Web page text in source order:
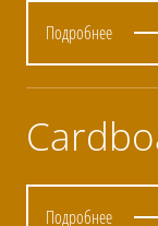
Подробнее
Подробнее